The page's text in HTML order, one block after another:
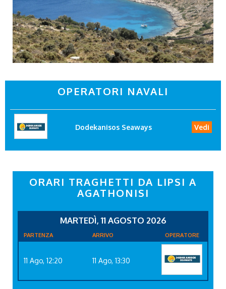
OPERATORI NAVALI
Dodekanisos Seaways Vedi
ORARI TRAGHETTI DA LIPSI A
AGATHONISI
MARTEDÌ, 11 AGOSTO 2026
PARTENZA ARRIVO OPERATORE
11 Ago, 12:20 11 Ago, 13:30